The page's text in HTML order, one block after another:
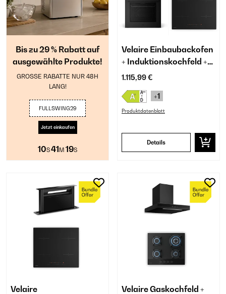
Bis zu 29 % Rabatt auf
ausgewählte Produkte!
GROSSE RABATTE NUR 48H
LANG!
FULLSWING29
Jetzt einkaufen
10S41 M 19S
Velaire Einbaubackofen
+ Induktionskochfeld +
Kopffreihaube | 60 cm
1.115,99 €
+1
Produktdatenblatt
Details
Velaire
Velaire Gaskochfeld +